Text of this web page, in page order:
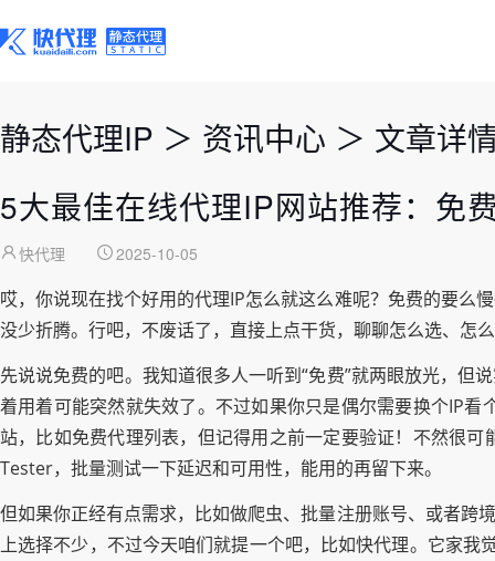
静态代理IP ＞ 资讯中心 ＞ 文章详
5大最佳在线代理IP网站推荐：免
快代理 2025-10-05
哎，你说现在找个好用的代理IP怎么就这么难呢？免费的要么
没少折腾。行吧，不废话了，直接上点干货，聊聊怎么选、怎
先说说免费的吧。我知道很多人一听到“免费”就两眼放光，
着用着可能突然就失效了。不过如果你只是偶尔需要换个IP
站，比如免费代理列表，但记得用之前一定要验证！不然很
Tester，批量测试一下延迟和可用性，能用的再留下来。
但如果你正经有点需求，比如做爬虫、批量注册账号、或者跨
上选择不少，不过今天咱们就提一个吧，比如快代理。它家